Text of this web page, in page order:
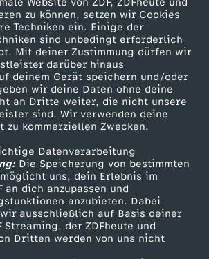
Website von ZDF, ZDFheute und
zu können, setzen wir Cookies
Techniken ein. Einige der
sind unbedingt erforderlich
Mit deiner Zustimmung dürfen wir
darüber hinaus
deinem Gerät speichern und/oder
wir deine Daten ohne deine
an Dritte weiter, die nicht unsere
sind. Wir verwenden deine
zu kommerziellen Zwecken.
Datenverarbeitung
Die Speicherung von bestimmten
uns, dein Erlebnis im
an dich anzupassen und
anzubieten. Dabei
ausschließlich auf Basis deiner
Streaming, der ZDFheute und
Dritten werden von uns nicht
Service
ZDFmitreden
Kontakt zum ZDF
Tickets
Zuschauerservice
Hilfe